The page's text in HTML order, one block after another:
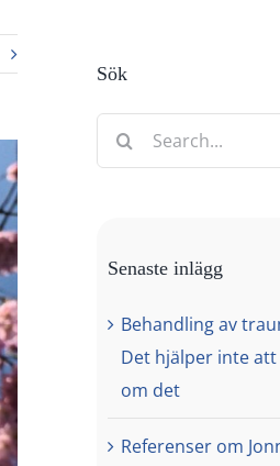
Sök
Search
for:
Senaste inlägg
Behandling av
Det hjälper inte
om det
Referenser om